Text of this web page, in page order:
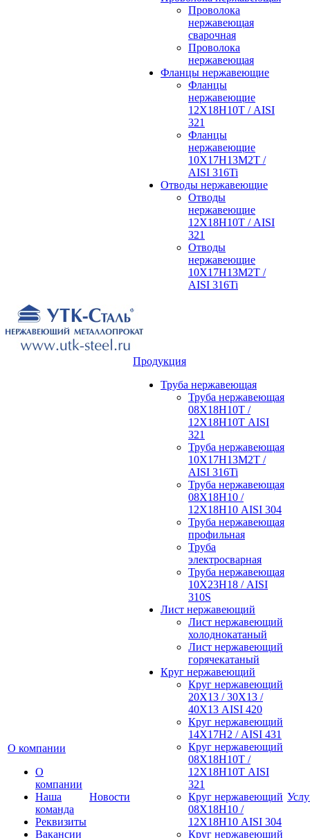
Проволока
нержавеющая
сварочная
Проволока
нержавеющая
Фланцы нержавеющие
Фланцы
нержавеющие
12Х18Н10Т / AISI
321
Фланцы
нержавеющие
10Х17Н13М2Т /
AISI 316Ti
Отводы нержавеющие
Отводы
нержавеющие
12Х18Н10Т / AISI
321
Отводы
нержавеющие
10Х17Н13М2Т /
AISI 316Ti
О компании
О
компании
Наша
команда
Реквизиты
Вакансии
Новости
Продукция
Труба нержавеющая
Труба нержавеющая
08Х18Н10Т /
12Х18Н10Т AISI
321
Труба нержавеющая
10Х17Н13М2Т /
AISI 316Ti
Труба нержавеющая
08Х18Н10 /
12Х18Н10 AISI 304
Труба нержавеющая
профильная
Труба
электросварная
Труба нержавеющая
10Х23Н18 / AISI
310S
Лист нержавеющий
Лист нержавеющий
холоднокатаный
Лист нержавеющий
горячекатаный
Круг нержавеющий
Круг нержавеющий
20Х13 / 30Х13 /
40Х13 AISI 420
Круг нержавеющий
14Х17Н2 / AISI 431
Круг нержавеющий
08Х18Н10Т /
12Х18Н10Т AISI
321
Круг нержавеющий
08Х18Н10 /
12Х18Н10 AISI 304
Круг нержавеющий